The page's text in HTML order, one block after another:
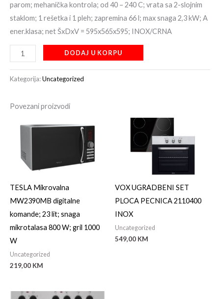
parom; mehanička kontrola; od 40 – 240 C; vrata sa 2-slojnim
staklom; 1 rešetka i 1 pleh; zapremina 66 l; max snaga 2,3 kW; A
ener.klasa; net ŠxDxV = 595x565x595; INOX/CRNA
DODAJ U KORPU
Kategorija:Uncategorized
Povezani proizvodi
TESLA Mikrovalna
MW2390MB digitalne
komande; 23 lit; snaga
mikrotalasa 800 W; gril 1000
W
Uncategorized
219,00 KM
VOX UGRADBENI SET
PLOCA PECNICA 2110400
INOX
Uncategorized
549,00 KM